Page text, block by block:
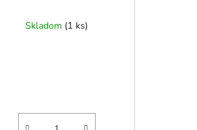
Skladom (1 ks)